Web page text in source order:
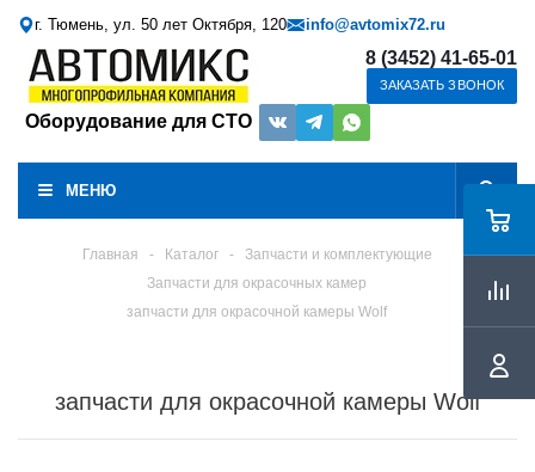
г. Тюмень, ул. 50 лет Октября, 120 info@avtomix72.ru
Оборудование для СТО
8 (3452) 41-65-01
ЗАКАЗАТЬ ЗВОНОК
МЕНЮ
Главная - Каталог -
Запчасти и комплектующие
Запчасти для окрасочных камер
запчасти для окрасочной камеры Wolf
запчасти для окрасочной камеры Wolf